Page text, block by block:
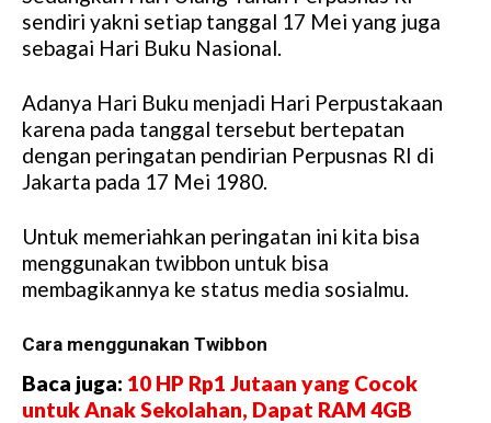
sendiri yakni setiap tanggal 17 Mei yang juga
sebagai Hari Buku Nasional.
Adanya Hari Buku menjadi Hari Perpustakaan
karena pada tanggal tersebut bertepatan
dengan peringatan pendirian Perpusnas RI di
Jakarta pada 17 Mei 1980.
Untuk memeriahkan peringatan ini kita bisa
menggunakan twibbon untuk bisa
membagikannya ke status media sosialmu.
Cara menggunakan Twibbon
Baca juga: 10 HP Rp1 Jutaan yang Cocok
untuk Anak Sekolahan, Dapat RAM 4GB